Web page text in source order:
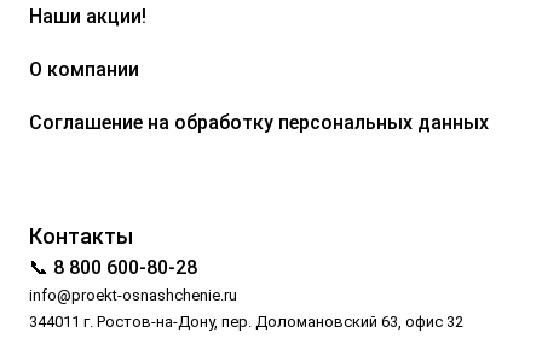
Наши акции!
О компании
Соглашение на обработку персональных данных
Контакты
📞 8 800 600-80-28
info@proekt-osnashchenie.ru
344011 г. Ростов-на-Дону, пер. Доломановский 63, офис 32